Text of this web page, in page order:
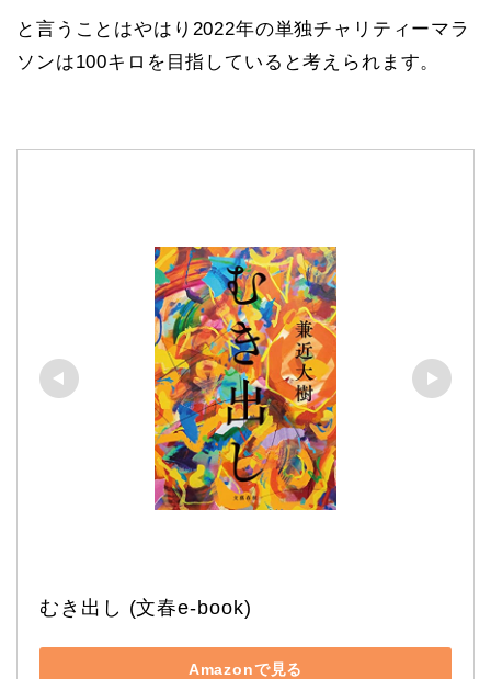
と言うことはやはり2022年の単独チャリティーマラ
ソンは100キロを目指していると考えられます。
むき出し (文春e-book)
Amazonで見る